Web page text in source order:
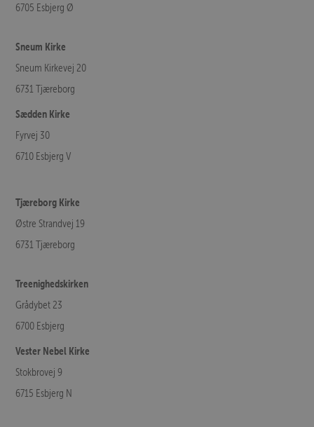
6705 Esbjerg Ø
Sneum Kirke
Sneum Kirkevej 20
6731 Tjæreborg
Sædden Kirke
Fyrvej 30
6710 Esbjerg V
Tjæreborg Kirke
Østre Strandvej 19
6731 Tjæreborg
Treenighedskirken
Grådybet 23
6700 Esbjerg
Vester Nebel Kirke
Stokbrovej 9
6715 Esbjerg N